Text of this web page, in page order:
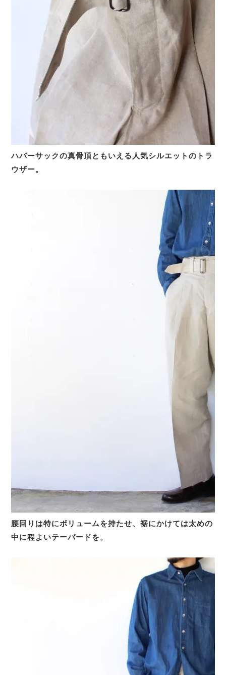
ハバーサックの真骨頂ともいえる人気シルエットのトラ
ウザー。
腰回りは特にボリュームを持たせ、裾にかけては太めの
中に程よいテーパードを。